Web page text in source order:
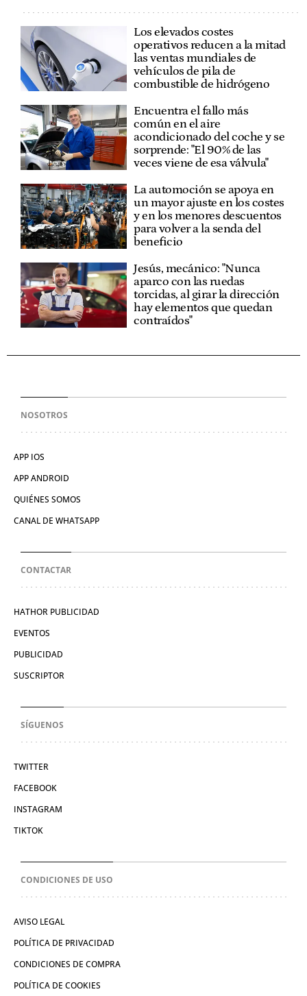
Los elevados costes
operativos reducen a la mitad
las ventas mundiales de
vehículos de pila de
combustible de hidrógeno
Encuentra el fallo más
común en el aire
acondicionado del coche y se
sorprende: "El 90% de las
veces viene de esa válvula"
La automoción se apoya en
un mayor ajuste en los costes
y en los menores descuentos
para volver a la senda del
beneficio
Jesús, mecánico: "Nunca
aparco con las ruedas
torcidas, al girar la dirección
hay elementos que quedan
contraídos"
NOSOTROS
APP IOS
APP ANDROID
QUIÉNES SOMOS
CANAL DE WHATSAPP
CONTACTAR
HATHOR PUBLICIDAD
EVENTOS
PUBLICIDAD
SUSCRIPTOR
SÍGUENOS
TWITTER
FACEBOOK
INSTAGRAM
TIKTOK
CONDICIONES DE USO
AVISO LEGAL
POLÍTICA DE PRIVACIDAD
CONDICIONES DE COMPRA
POLÍTICA DE COOKIES